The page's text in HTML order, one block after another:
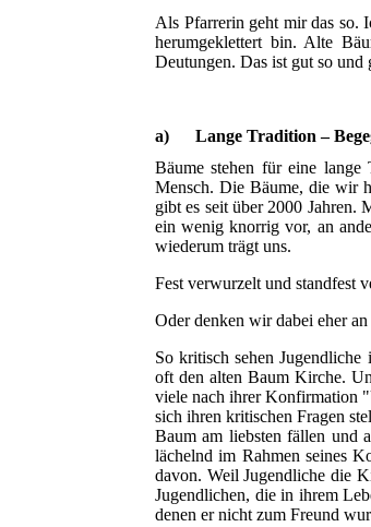
Als Pfarrerin geht mir das so.
herumgeklettert bin. Alte
Deutungen. Das ist gut so und
a) Lange Tradition –
Bäume stehen für eine lange
Mensch. Die Bäume, die wir
gibt es seit über 2000 Jahren.
ein wenig knorrig vor, an
wiederum trägt uns.
Fest verwurzelt und standfest
Oder denken wir dabei eher
So kritisch sehen
oft den alten Baum Kirche.
viele nach ihrer Konfirmation
sich ihren kritischen Fragen
Baum am liebsten fällen und
lächelnd im Rahmen seines
davon. Weil Jugendliche die
Jugendlichen, die in ihrem
denen er nicht zum Freund